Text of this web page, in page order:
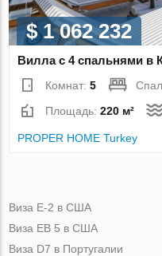
$ 1 062 232
Вилла с 4 спальнями в
Комнат:5
Площадь:220 м²
PROPER HOME Turkey
Виза Е-2 в США
Виза ЕВ 5 в США
Виза D7 в Португалии